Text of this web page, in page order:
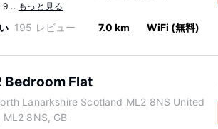
9... もっと見る
195 レビュー 7.0 km WiFi (無料)
Bedroom Flat
Lanarkshire Scotland ML2 8NS United
ML2 8NS, GB